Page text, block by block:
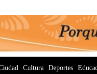
Cultura Deportes